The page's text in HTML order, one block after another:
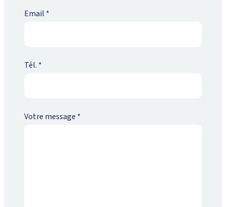
Email *
Tél. *
Votre message *